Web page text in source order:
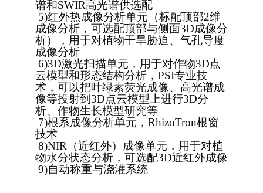
谱和SWIR高光谱供选配
5)红外热成像分析单元（标配顶部2维
成像分析，可选配顶部与侧面3D成像分
析），用于对植物干旱胁迫、气孔导度
成像分析
6)3D激光扫描单元，用于对作物3D点
云模型和形态结构分析，PSI专业技
术，可以把叶绿素荧光成像、高光谱成
像等投射到3D点云模型上进行3D分
析、作物生长模型研究等
7)根系成像分析单元，RhizoTron根窗
技术
8)NIR （近红外）成像单元，用于对植
物水分状态分析，可选配3D近红外成像
9)自动称重与浇灌系统